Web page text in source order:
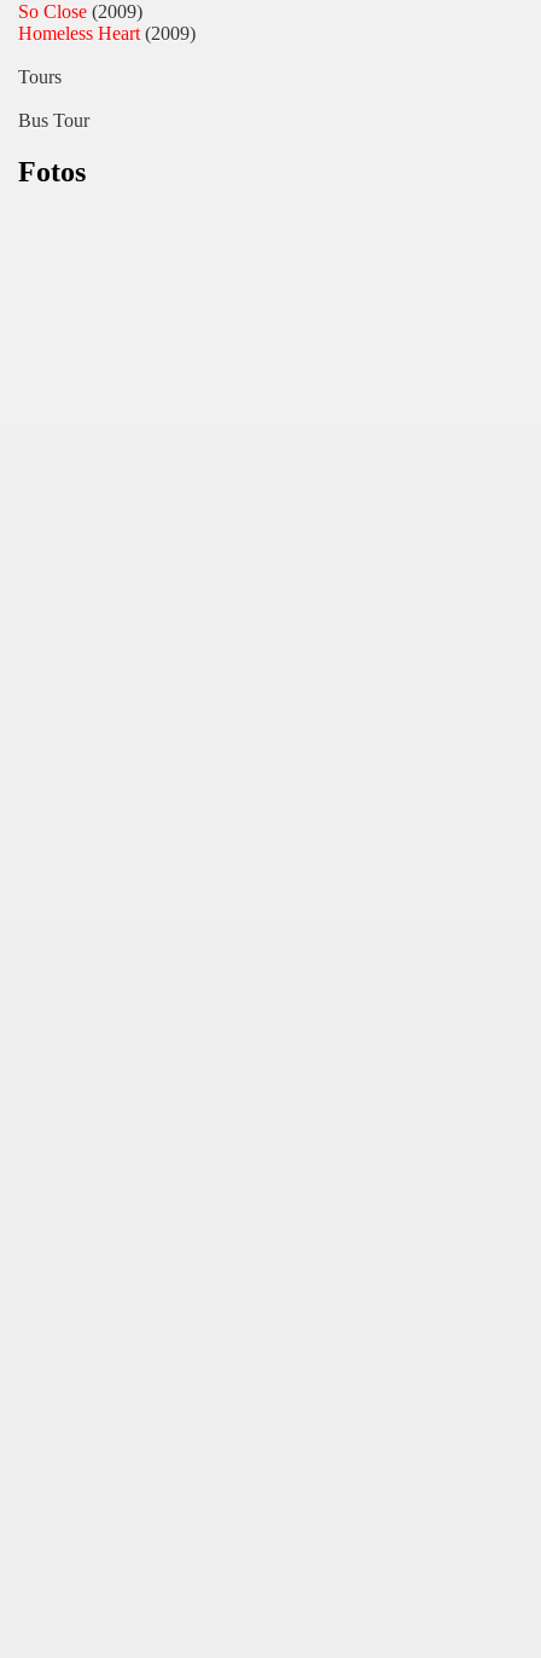
So Close (2009)
Homeless Heart (2009)
Tours
Bus Tour
Fotos